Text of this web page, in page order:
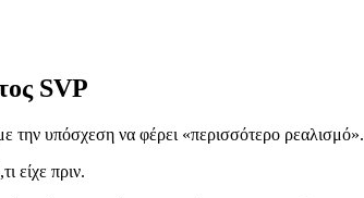
SVP
την υπόσχεση να φέρει «περισσότερο ρεαλισμό».
είχε πριν.